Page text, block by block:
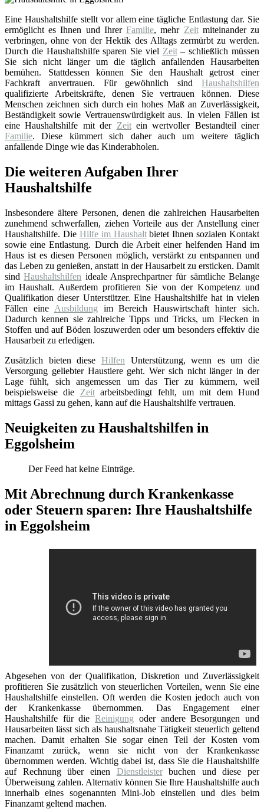
Eine Haushaltshilfe stellt vor allem eine tägliche Entlastung dar. Sie
ermöglicht es Ihnen und IhrerFamilie, mehr Zeitmiteinander zu
verbringen, ohne von der Hektik des Alltags zermürbt zu werden.
Durch die Haushaltshilfe sparen Sie viel Zeit– schließlich müssen
Sie sich nicht länger um die täglich anfallenden Hausarbeiten
bemühen. Stattdessen können Sie den Haushalt getrost einer
Fachkraft anvertrauen. Für gewöhnlich sind Haushaltshilfen
qualifizierte Arbeitskräfte, denen Sie vertrauen können. Diese
Menschen zeichnen sich durch ein hohes Maß an Zuverlässigkeit,
Beständigkeit sowie Vertrauenswürdigkeit aus. In vielen Fällen ist
eine Haushaltshilfe mit der Zeitein wertvoller Bestandteil einer
Familie. Diese kümmert sich daher auch um weitere täglich
anfallende Dinge wie das Kinderabholen.
Die weiteren Aufgaben Ihrer
Haushaltshilfe
Insbesondere ältere Personen, denen die zahlreichen Hausarbeiten
zunehmend schwerfallen, ziehen Vorteile aus der Anstellung einer
Haushaltshilfe. Die Hilfe im Haushaltbietet Ihnen sozialen Kontakt
sowie eine Entlastung. Durch die Arbeit einer helfenden Hand im
Haus ist es diesen Personen möglich, verstärkt zu entspannen und
das Leben zu genießen, anstatt in der Hausarbeit zu ersticken. Damit
sindHaushaltshilfen ideale Ansprechpartner für sämtliche Belange
im Haushalt. Außerdem profitieren Sie von der Kompetenz und
Qualifikation dieser Unterstützer. Eine Haushaltshilfe hat in vielen
Fällen eine Ausbildung im Bereich Hauswirtschaft hinter sich.
Dadurch kennen sie zahlreiche Tipps und Tricks, um Flecken in
Stoffen und auf Böden loszuwerden oder um besonders effektiv die
Hausarbeit zu erledigen.
Zusätzlich bieten diese Hilfen Unterstützung, wenn es um die
Versorgung geliebter Haustiere geht. Wer sich nicht länger in der
Lage fühlt, sich angemessen um das Tier zu kümmern, weil
beispielsweise die Zeitarbeitsbedingt fehlt, um mit dem Hund
mittags Gassi zu gehen, kann auf die Haushaltshilfe vertrauen.
Neuigkeiten zu Haushaltshilfen in
Eggolsheim
Der Feed hat keine Einträge.
Mit Abrechnung durch Krankenkasse
oder Steuern sparen: Ihre Haushaltshilfe
in Eggolsheim
Abgesehen von der Qualifikation, Diskretion und Zuverlässigkeit
profitieren Sie zusätzlich von steuerlichen Vorteilen, wenn Sie eine
Haushaltshilfe einstellen. Oft werden die Kosten jedoch auch von
der Krankenkasse übernommen. Das Engagement einer
Haushaltshilfe für dieReinigung oder andere Besorgungen und
Hausarbeiten lässt sich als haushaltsnahe Tätigkeit steuerlich geltend
machen. Damit erhalten Sie sogar einen Teil der Kosten vom
Finanzamt zurück, wenn sie nicht von der Krankenkasse
übernommen werden. Wichtig dabei ist, dass Sie die Haushaltshilfe
auf Rechnung über einen Dienstleisterbuchen und diese per
Überweisung zahlen. Alternativ können Sie Ihre Haushaltshilfe auch
innerhalb eines sogenannten Mini-Job einstellen und dies beim
Finanzamt geltend machen.